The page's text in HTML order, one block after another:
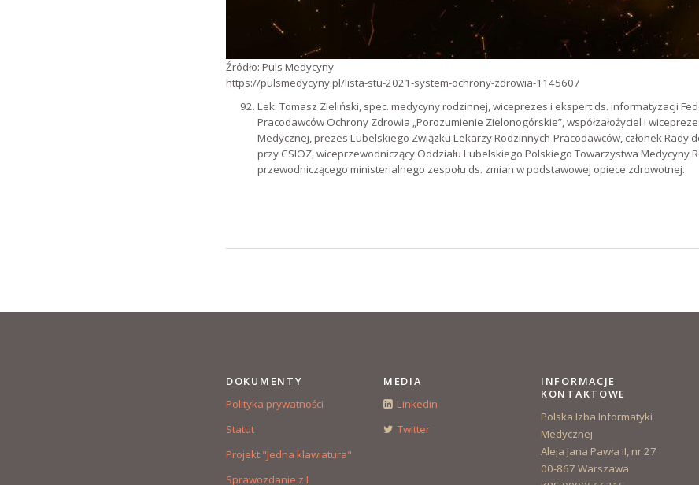
Źródło: Puls Medycyny
https://pulsmedycyny.pl/lista-stu-2021-system-ochrony-zdrowia-1145607
Lek. Tomasz Zieliński, spec. medycyny rodzinnej, wiceprezes i ekspert ds. informatyzacji
Pracodawców Ochrony Zdrowia „Porozumienie Zielonogórskie”, współzałożyciel i
Medycznej, prezes Lubelskiego Związku Lekarzy Rodzinnych-Pracodawców, członek Rady
przy CSIOZ, wiceprzewodniczący Oddziału Lubelskiego Polskiego Towarzystwa Medycyny
przewodniczącego ministerialnego zespołu ds. zmian w podstawowej opiece zdrowotnej.
DOKUMENTY
Polityka prywatności
Statut
Projekt "Jedna klawiatura"
Sprawozdanie z I
MEDIA
Linkedin
Twitter
INFORMACJE
KONTAKTOWE
Polska Izba Informatyki
Medycznej
Aleja Jana Pawła II, nr 27
00-867 Warszawa